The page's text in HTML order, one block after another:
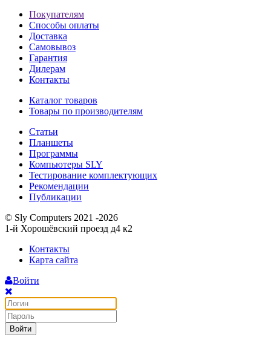
Покупателям
Способы оплаты
Доставка
Самовывоз
Гарантия
Дилерам
Контакты
Каталог товаров
Товары по производителям
Статьи
Планшеты
Программы
Компьютеры SLY
Тестирование комплектующих
Рекомендации
Публикации
© Sly Computers 2021 -2026
1-й Хорошёвский проезд д4 к2
Контакты
Карта сайта
Войти
Войти